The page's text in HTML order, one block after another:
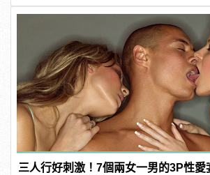
三人行好刺激！7個兩女一男的3P性愛